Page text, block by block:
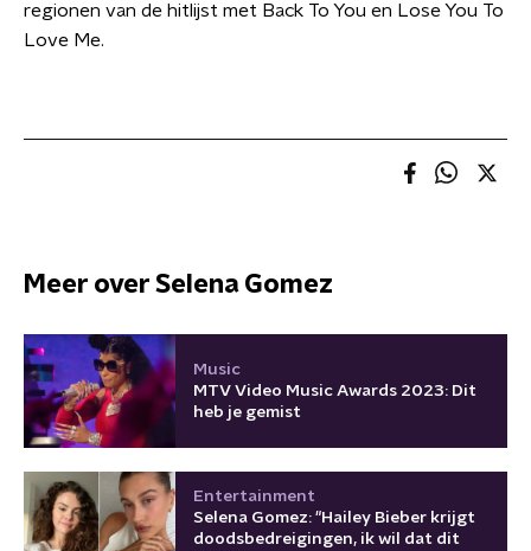
regionen van de hitlijst met Back To You en Lose You To
Love Me.
Meer over Selena Gomez
Music
MTV Video Music Awards 2023: Dit
heb je gemist
Entertainment
Selena Gomez: "Hailey Bieber krijgt
doodsbedreigingen, ik wil dat dit